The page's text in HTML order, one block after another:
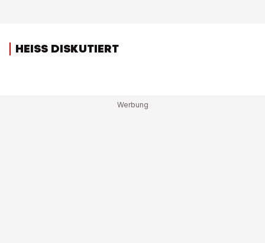
HEISS DISKUTIERT